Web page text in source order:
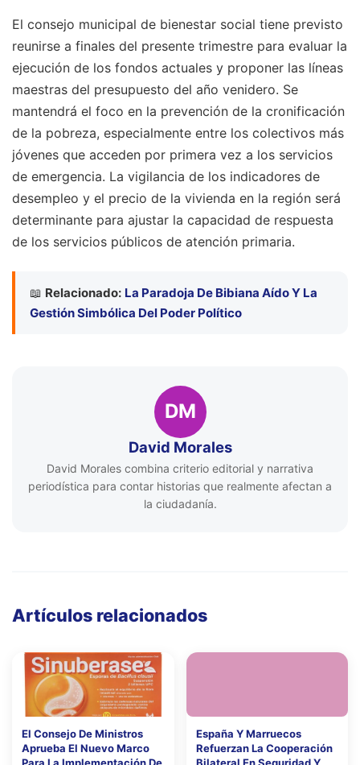
El consejo municipal de bienestar social tiene previsto
reunirse a finales del presente trimestre para evaluar la
ejecución de los fondos actuales y proponer las líneas
maestras del presupuesto del año venidero. Se
mantendrá el foco en la prevención de la cronificación
de la pobreza, especialmente entre los colectivos más
jóvenes que acceden por primera vez a los servicios
de emergencia. La vigilancia de los indicadores de
desempleo y el precio de la vivienda en la región será
determinante para ajustar la capacidad de respuesta
de los servicios públicos de atención primaria.
📖 Relacionado: La Paradoja De Bibiana Aído Y La
Gestión Simbólica Del Poder Político
DM
David Morales
David Morales combina criterio editorial y narrativa
periodística para contar historias que realmente afectan a
la ciudadanía.
Artículos relacionados
El Consejo De Ministros
Aprueba El Nuevo Marco
Para La Implementación De
España Y Marruecos
Refuerzan La Cooperación
Bilateral En Seguridad Y